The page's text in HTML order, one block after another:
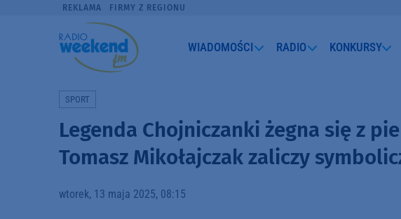
REKLAMA FIRMY Z REGIONU
WIADOMOŚCI RADIO KONKURSY
SPORT
Legenda Chojniczanki żegna się z
Tomasz Mikołajczak zaliczy
wtorek, 13 maja 2025, 08:15